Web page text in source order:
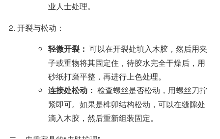
业人士处理。
2. 开裂与松动：
轻微开裂： 可以在开裂处填入木胶，然后用夹
子或重物将其固定住，待胶水完全干燥后，用
砂纸打磨平整，再进行上色处理。
连接处松动： 检查螺丝是否松动，用螺丝刀拧
紧即可。如果是榫卯结构松动，可以在缝隙处
滴入木胶，然后重新组装固定。